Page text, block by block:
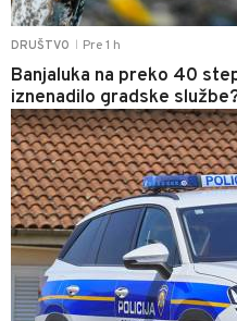
DRUŠTVO Pre 1 h
Banjaluka na preko 40
iznenadilo gradske